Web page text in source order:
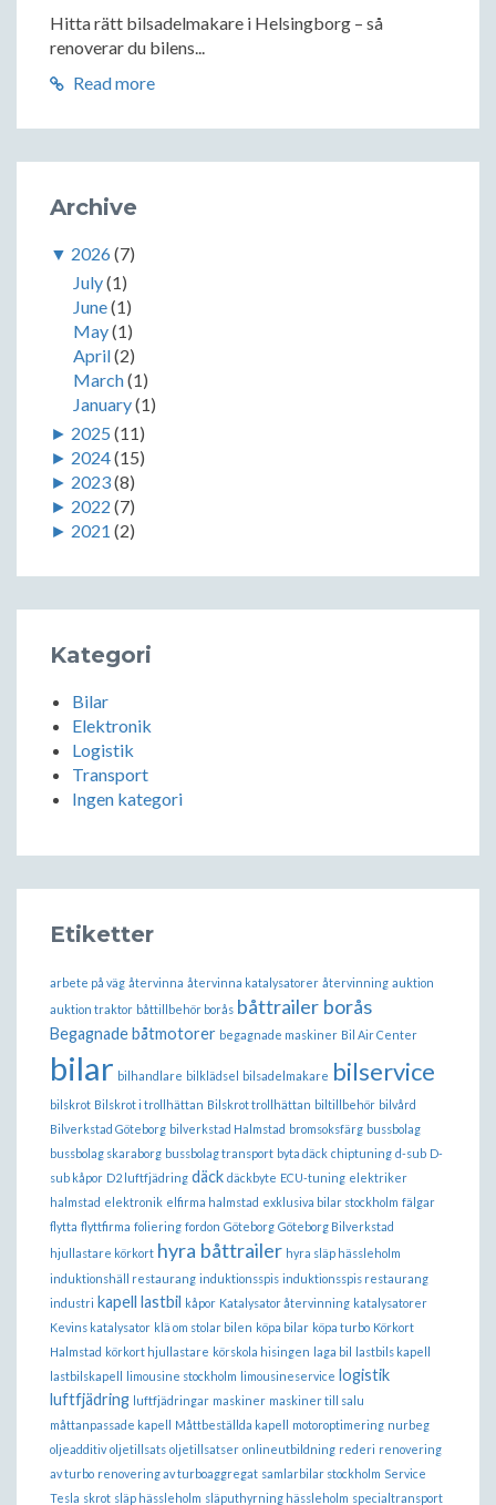
Hitta rätt bilsadelmakare i Helsingborg – så
renoverar du bilens...
Read more
Archive
▼ 2026(7)
July(1)
June(1)
May(1)
April(2)
March(1)
January(1)
► 2025 (11)
► 2024(15)
► 2023(8)
► 2022 (7)
► 2021 (2)
Kategori
Bilar
Elektronik
Logistik
Transport
Ingen kategori
Etiketter
arbete på väg återvinna återvinna katalysatorer återvinning auktion
auktion traktor båttillbehör borås båttrailer borås
Begagnade båtmotorer begagnade maskiner Bil Air Center
bilar bilhandlare bilklädsel bilsadelmakare bilservice
bilskrot Bilskrot i trollhättan Bilskrot trollhättan biltillbehör bilvård
Bilverkstad Göteborg bilverkstad Halmstad bromsoksfärg bussbolag
bussbolag skaraborg bussbolag transport byta däck chiptuning d-sub D-
sub kåpor D2 luftfjädring däck däckbyte ECU-tuning elektriker
halmstad elektronik elfirma halmstad exklusiva bilar stockholm fälgar
flytta flyttfirma foliering fordon Göteborg Göteborg Bilverkstad
hjullastare körkort hyra båttrailer hyra släp hässleholm
induktionshäll restaurang induktionsspis induktionsspis restaurang
industri kapell lastbil kåpor Katalysator återvinning katalysatorer
Kevins katalysator klä om stolar bilen köpa bilar köpa turbo Körkort
Halmstad körkort hjullastare körskola hisingen laga bil lastbils kapell
lastbilskapell limousine stockholm limousineservice logistik
luftfjädring luftfjädringar maskiner maskiner till salu
måttanpassade kapell Måttbeställda kapell motoroptimering nurbeg
oljeadditiv oljetillsats oljetillsatser onlineutbildning rederi renovering
av turbo renovering av turboaggregat samlarbilar stockholm Service
Tesla skrot släp hässleholm släputhyrning hässleholm specialtransport